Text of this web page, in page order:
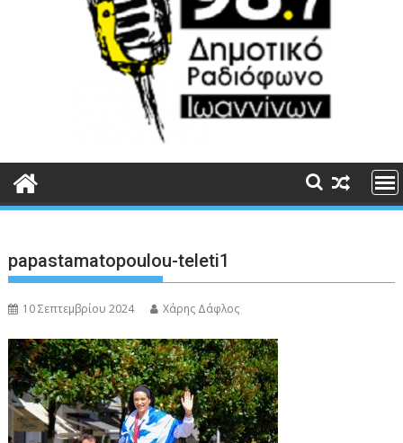
papastamatopoulou-teleti1
10 Σεπτεμβρίου 2024 Χάρης Δάφλος